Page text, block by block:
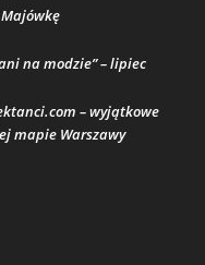
na modzie” – lipiec
– wyjątkowe
mapie Warszawy